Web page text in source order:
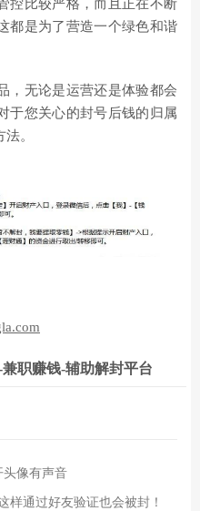
控比较严格，而且正在不断
都是为了营造一个绿色和谐
，无论是运营还是体验都会
于您关心的封号后钱的归属
。
职赚钱-辅助解封平台
头像有声音
样通过好友验证也会被封！